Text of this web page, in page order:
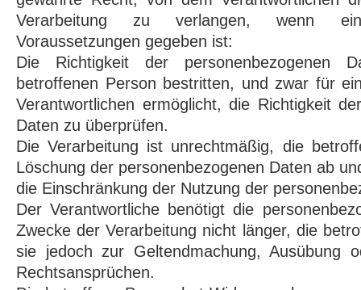
Verarbeitung zu verlangen, wenn
Voraussetzungen gegeben ist:
Die Richtigkeit der personenbezogenen
betroffenen Person bestritten, und zwar für
Verantwortlichen ermöglicht, die Richtigkeit
Daten zu überprüfen.
Die Verarbeitung ist unrechtmäßig, die
Löschung der personenbezogenen Daten ab
die Einschränkung der Nutzung der
Der Verantwortliche benötigt die
Zwecke der Verarbeitung nicht länger, die
sie jedoch zur Geltendmachung, Ausübung
Rechtsansprüchen.